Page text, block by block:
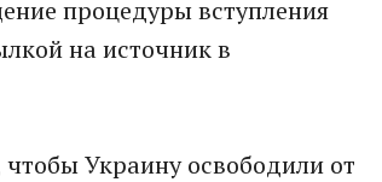
процедуры вступления
на источник в
Украину освободили от